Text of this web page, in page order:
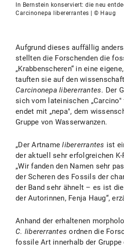
In Bernstein konserviert: die neu
Carcinonepa libererrantes | © Haug
Aufgrund dieses auffällig
stellten die Forschenden die
„Krabbenscheren“ in eine
tauften sie auf den
Carcinonepa libererrantes. Der
sich vom lateinischen „Carcino"
endet mit „nepa", dem
Gruppe von Wasserwanzen.
„Der Artnamelibererrantes ist
der aktuell sehr erfolgreichen K-
„Wir fanden den Namen sehr
der Scheren des Fossils der
der Band sehr ähnelt – es ist
der Autorinnen, Fenja Haug“,
Anhand der erhaltenen
C. libererrantes ordnen die
fossile Art innerhalb der Gruppe